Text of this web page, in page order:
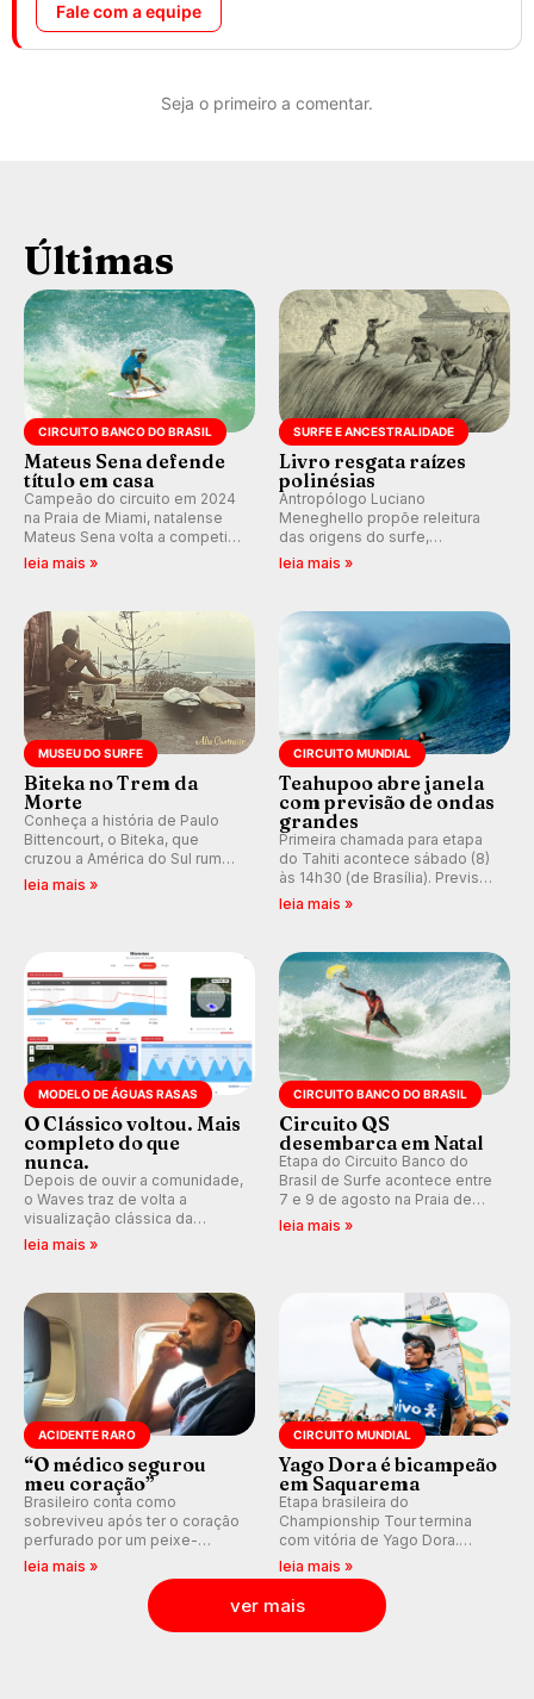
Fale com a equipe
Seja o primeiro a comentar.
Últimas
CIRCUITO BANCO DO BRASIL
Mateus Sena defende
título em casa
Campeão do circuito em 2024
na Praia de Miami, natalense
Mateus Sena volta a competir
em casa em busca de manter a
leia mais »
SURFE E ANCESTRALIDADE
Livro resgata raízes
polinésias
Antropólogo Luciano
Meneghello propõe releitura
das origens do surfe,
resgatando a cultura polinésia
prática em esporte e indústria.
leia mais »
MUSEU DO SURFE
Biteka no Trem da
Morte
Conheça a história de Paulo
Bittencourt, o Biteka, que
cruzou a América do Sul rumo
ao Pacífico em uma jornada
leia mais »
CIRCUITO MUNDIAL
Teahupoo abre janela
com previsão de ondas
grandes
Primeira chamada para etapa
do Tahiti acontece sábado (8)
às 14h30 (de Brasília). Previsão
indica swell consistente.
Kelly Slater convidado.
leia mais »
MODELO DE ÁGUAS RASAS
O Clássico voltou. Mais
completo do que
nunca.
Depois de ouvir a comunidade,
o Waves traz de volta a
visualização clássica da
previsão de águas rasas,
ondas para até 16 dias.
leia mais »
CIRCUITO BANCO DO BRASIL
Circuito QS
desembarca em Natal
Etapa do Circuito Banco do
Brasil de Surfe acontece entre
7 e 9 de agosto na Praia de
Miami (RN), em disputas
leia mais »
ACIDENTE RARO
“O médico segurou
meu coração”
Brasileiro conta como
sobreviveu após ter o coração
perfurado por um peixe-
agulha enquanto surfava na
leia mais »
CIRCUITO MUNDIAL
Yago Dora é bicampeão
em Saquarema
Etapa brasileira do
Championship Tour termina
com vitória de Yago Dora.
Sawyer Lindblad vence entre
as mulheres e Leonardo
Fioravanti assume liderança do
ranking mundial da WSL, na
etapa de Saquarema.
leia mais »
ver mais